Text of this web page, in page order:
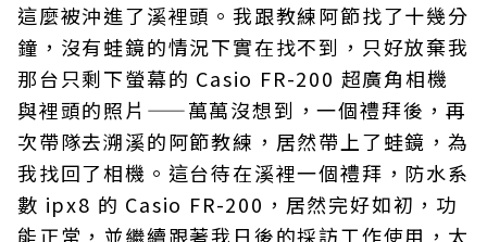
這麼被沖進了溪裡頭。我跟教練阿節找了十幾分
鐘，沒有蛙鏡的情況下實在找不到，只好放棄我
那台只剩下螢幕的 Casio FR-200 超廣角相機
與裡頭的照片——萬萬沒想到，一個禮拜後，再
次帶隊去溯溪的阿節教練，居然帶上了蛙鏡，為
我找回了相機。這台待在溪裡一個禮拜，防水系
數 ipx8 的 Casio FR-200，居然完好如初，功
能正常，並繼續跟著我日後的採訪工作使用，太